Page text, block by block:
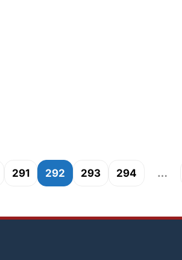
291 292 293 294 …